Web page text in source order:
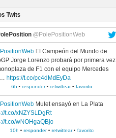
Twits
@PolePositionWeb
El Campeón del Mundo de
Jorge Lorenzo probará por primera vez
de F1 con el equipo Mercedes
https://t.co/pc4dMdEyDa
6h • responder• retwittear• favorito
Mulet ensayó en La Plata
t.co/xNZYSLDgRt
t.co/wNOHgaQBjo
10h • responder• retwittear• favorito